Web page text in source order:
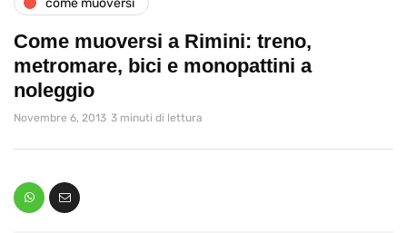
come muoversi
Come muoversi a Rimini: treno,
metromare, bici e monopattini a
noleggio
Novembre 6, 2013 3 minuti di lettura